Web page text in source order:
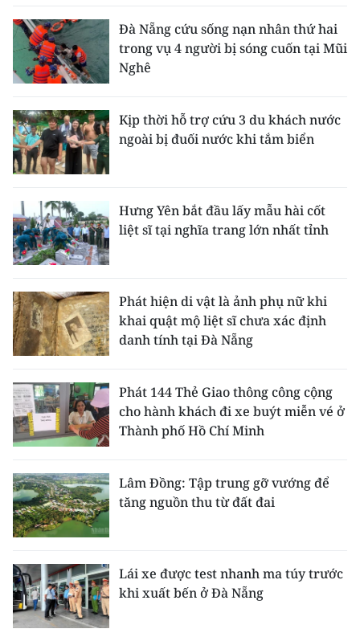
Đà Nẵng cứu sống nạn nhân thứ hai
trong vụ 4 người bị sóng cuốn tại Mũi
Nghê
Kịp thời hỗ trợ cứu 3 du khách nước
ngoài bị đuối nước khi tắm biển
Hưng Yên bắt đầu lấy mẫu hài cốt
liệt sĩ tại nghĩa trang lớn nhất tỉnh
Phát hiện di vật là ảnh phụ nữ khi
khai quật mộ liệt sĩ chưa xác định
danh tính tại Đà Nẵng
Phát 144 Thẻ Giao thông công cộng
cho hành khách đi xe buýt miễn vé ở
Thành phố Hồ Chí Minh
Lâm Đồng: Tập trung gỡ vướng để
tăng nguồn thu từ đất đai
Lái xe được test nhanh ma túy trước
khi xuất bến ở Đà Nẵng